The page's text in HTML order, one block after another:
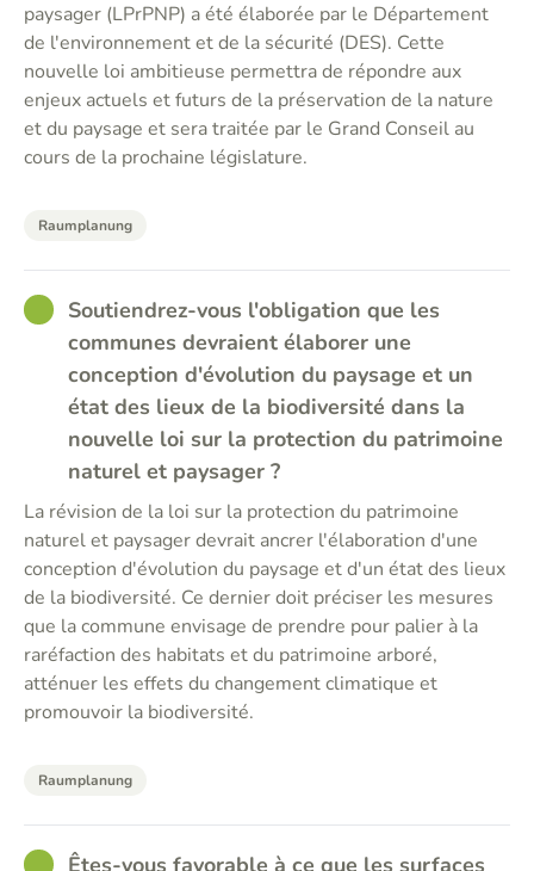
paysager (LPrPNP) a été élaborée par le Département
de l'environnement et de la sécurité (DES). Cette
nouvelle loi ambitieuse permettra de répondre aux
enjeux actuels et futurs de la préservation de la nature
et du paysage et sera traitée par le Grand Conseil au
cours de la prochaine législature.
Raumplanung
GOODSoutiendrez-vous l'obligation que les
communes devraient élaborer une
conception d'évolution du paysage et un
état des lieux de la biodiversité dans la
nouvelle loi sur la protection du patrimoine
naturel et paysager ?
La révision de la loi sur la protection du patrimoine
naturel et paysager devrait ancrer l'élaboration d'une
conception d'évolution du paysage et d'un état des lieux
de la biodiversité. Ce dernier doit préciser les mesures
que la commune envisage de prendre pour palier à la
raréfaction des habitats et du patrimoine arboré,
atténuer les effets du changement climatique et
promouvoir la biodiversité.
Raumplanung
GOODÊtes-vous favorable à ce que les surfaces